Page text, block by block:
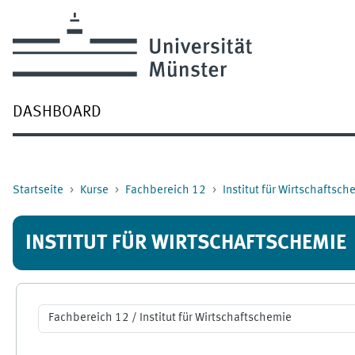
DASHBOARD
Startseite Kurse Fachbereich 12 Institut für
INSTITUT FÜR WIRTSCHAFTSCHEMIE